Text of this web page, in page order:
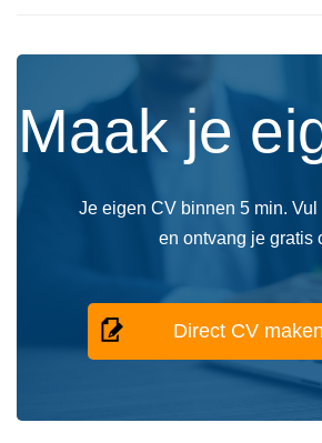
Maak je
Je eigen CV binnen 5 min.
en ontvang je gratis
Direct CV maken